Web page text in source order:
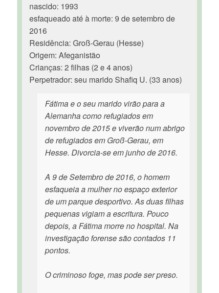
nascido: 1993
esfaqueado até à morte: 9 de setembro de
2016
Residência: Groß-Gerau (Hesse)
Origem: Afeganistão
Crianças: 2 filhas (2 e 4 anos)
Perpetrador: seu marido Shafiq U. (33 anos)
Fátima e o seu marido virão para a
Alemanha como refugiados em
novembro de 2015 e viverão num abrigo
de refugiados em Groß-Gerau, em
Hesse. Divorcia-se em junho de 2016.
A 9 de Setembro de 2016, o homem
esfaqueia a mulher no espaço exterior
de um parque desportivo. As duas filhas
pequenas vigiam a escritura. Pouco
depois, a Fátima morre no hospital. Na
investigação forense são contados 11
pontos.
O criminoso foge, mas pode ser preso.